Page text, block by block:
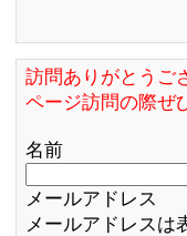
訪問ありがとうご
ページ訪問の際ぜ
名前
メールアドレス
メールアドレスは